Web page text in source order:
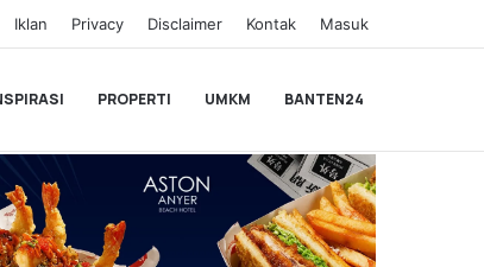
Iklan Privacy Disclaimer Kontak Masuk
PROPERTI UMKM BANTEN24